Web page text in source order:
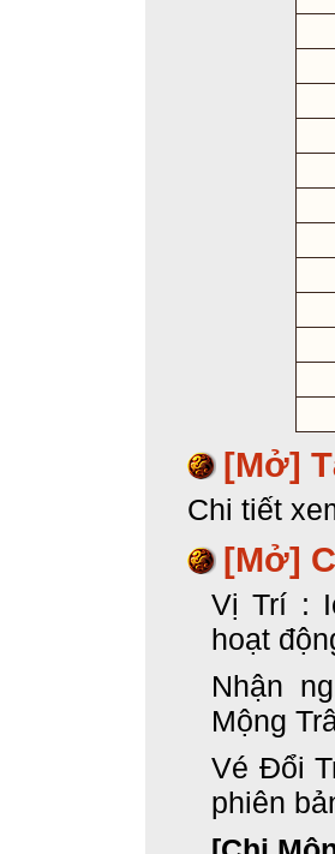
[Mở]
Chi tiết
[Mở]
Vị Trí :
hoạt
Nhận
Mộng
Vé Đổi
phiên